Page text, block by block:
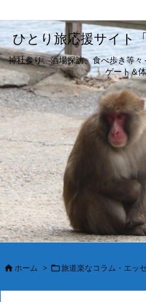
ひとり旅応援サイト
神社参り、酒場探訪、食べ歩き等
ゲート＆
ホーム > 旅道楽なコラム・エッ